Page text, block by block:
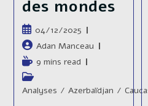
des mondes
Publication
publiée :
04/12/2025
Auteur/autrice
de
la
publication :
Adan Manceau
Temps
de
lecture :
9 mins read
Post
category:
Analyses / Azerbaïdjan /